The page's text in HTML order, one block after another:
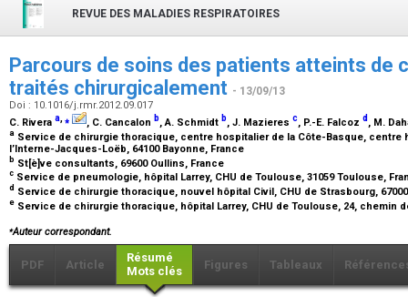
REVUE DES MALADIES RESPIRATOIRES
Parcours de soins des patients atteints de
traités chirurgicalement - 13/09/13
Doi : 10.1016/j.rmr.2012.09.017
C. Rivera a,⁎ , C. Cancalon b, A. Schmidt b, J. Mazieres c, P.-E. Falcoz d , M.
a Service de chirurgie thoracique, centre hospitalier de la Côte-Basque, centre
l’Interne-Jacques-Loëb, 64100 Bayonne, France
b St[è]ve consultants, 69600 Oullins, France
c Service de pneumologie, hôpital Larrey, CHU de Toulouse, 31059 Toulouse,
d Service de chirurgie thoracique, nouvel hôpital Civil, CHU de Strasbourg,
e Service de chirurgie thoracique, hôpital Larrey, CHU de Toulouse, 24, chemin
⁎Auteur correspondant.
PDF Article
Résumé
Mots clés
Figures Tableaux